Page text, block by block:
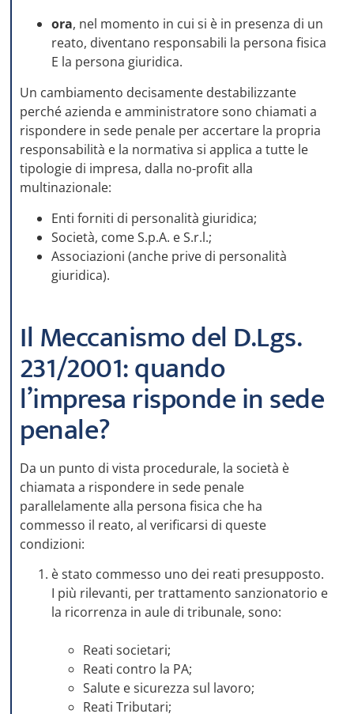
ora, nel momento in cui si è in presenza di un
reato, diventano responsabili la persona fisica
E la persona giuridica.
Un cambiamento decisamente destabilizzante
perché azienda e amministratore sono chiamati a
rispondere in sede penale per accertare la propria
responsabilità e la normativa si applica a tutte le
tipologie di impresa, dalla no-profit alla
multinazionale:
Enti forniti di personalità giuridica;
Società, come S.p.A. e S.r.l.;
Associazioni (anche prive di personalità
giuridica).
Il Meccanismo del D.Lgs.
231/2001: quando
l’impresa risponde in sede
penale?
Da un punto di vista procedurale, la società è
chiamata a rispondere in sede penale
parallelamente alla persona fisica che ha
commesso il reato, al verificarsi di queste
condizioni:
è stato commesso uno dei reati presupposto.
I più rilevanti, per trattamento sanzionatorio e
la ricorrenza in aule di tribunale, sono:
Reati societari;
Reati contro la PA;
Salute e sicurezza sul lavoro;
Reati Tributari;